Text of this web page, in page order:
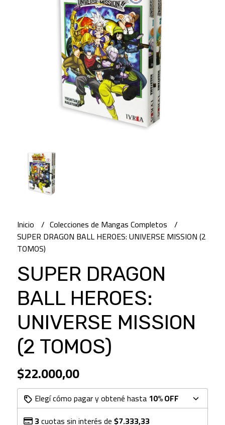
Inicio
Colecciones de Mangas Completos
SUPER DRAGON BALL HEROES: UNIVERSE MISSION (2
TOMOS)
SUPER DRAGON
BALL HEROES:
UNIVERSE MISSION
(2 TOMOS)
$22.000,00
Elegí cómo pagar y obtené hasta 10% OFF
3cuotas sin interés de$7.333,33